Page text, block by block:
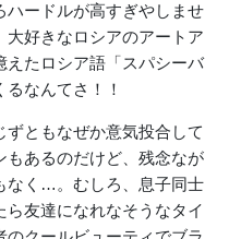
ハードルが高すぎやしませ
大好きなロシアのアートア
えたロシア語「スパシーバ
るなんてさ！！
ともなぜか意気投合して
もあるのだけど、残念なが
なく…。むしろ、息子同士
友達になれなそうなタイ